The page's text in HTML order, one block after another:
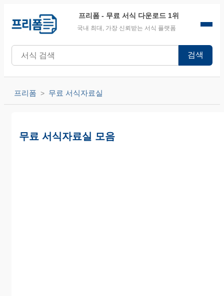
프리폼 - 무료 서식 다운로드 1위
국내 최대, 가장 신뢰받는 서식 플랫폼
검색
프리폼 무료 서식자료실
무료 서식자료실 모음